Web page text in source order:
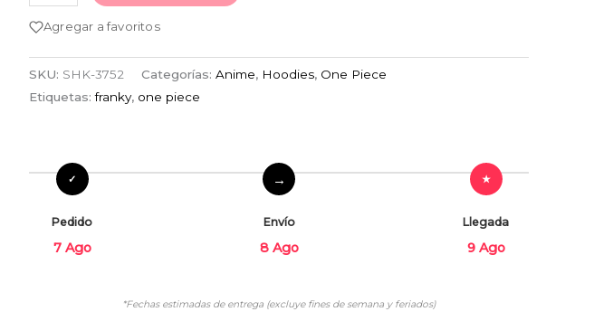
Agregar a favoritos
SKU: SHK-3752 Categorías: Anime, Hoodies, One Piece
Etiquetas:franky, one piece
Pedido
7 Ago
Envío
8 Ago
Llegada
9 Ago
*Fechas estimadas de entrega (excluye fines de semana y feriados)